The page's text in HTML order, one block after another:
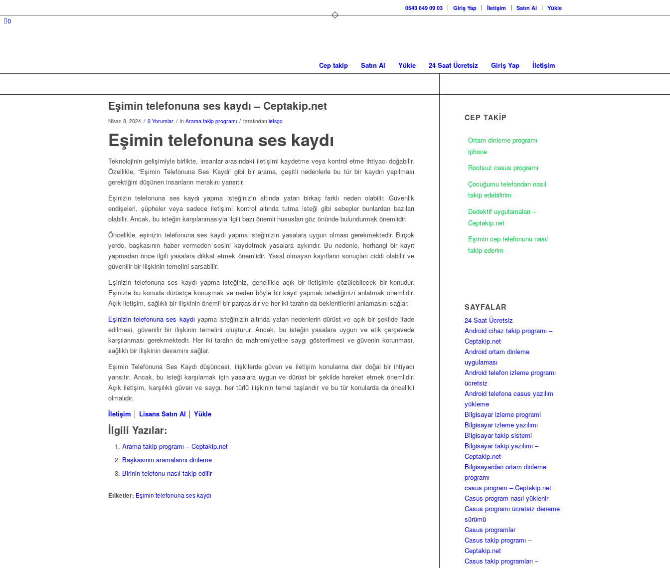
0543 649 09 03 Giriş Yap İletişim Satın Al Yükle
0
Cep takip Satın Al Yükle 24 Saat Ücretsiz Giriş Yap İletişim
Eşimin telefonuna ses kaydı – Ceptakip.net
Nisan 8, 2024 / 0 Yorumlar / in Arama takip programı / tarafından letsgo
Eşimin telefonuna ses kaydı
Teknolojinin gelişimiyle birlikte, insanlar arasındaki iletişimi kaydetme veya kontrol etme ihtiyacı doğabilir.
Özellikle, “Eşimin Telefonuna Ses Kaydı” gibi bir arama, çeşitli nedenlerle bu tür bir kaydın yapılması
gerektiğini düşünen insanların merakını yansıtır.
Eşinizin telefonuna ses kaydı yapma isteğinizin altında yatan birkaç farklı neden olabilir. Güvenlik
endişeleri, şüpheler veya sadece iletişimi kontrol altında tutma isteği gibi sebepler bunlardan bazıları
olabilir. Ancak, bu isteğin karşılanmasıyla ilgili bazı önemli hususları göz önünde bulundurmak önemlidir.
Öncelikle, eşinizin telefonuna ses kaydı yapma isteğinizin yasalara uygun olması gerekmektedir. Birçok
yerde, başkasının haber vermeden sesini kaydetmek yasalara aykırıdır. Bu nedenle, herhangi bir kayıt
yapmadan önce ilgili yasalara dikkat etmek önemlidir. Yasal olmayan kayıtların sonuçları ciddi olabilir ve
güvenilir bir ilişkinin temelini sarsabilir.
Eşinizin telefonuna ses kaydı yapma isteğiniz, genellikle açık bir iletişimle çözülebilecek bir konudur.
Eşinizle bu konuda dürüstçe konuşmak ve neden böyle bir kayıt yapmak istediğinizi anlatmak önemlidir.
Açık iletişim, sağlıklı bir ilişkinin önemli bir parçasıdır ve her iki tarafın da beklentilerini anlamasını sağlar.
Eşinizin telefonuna ses kaydı yapma isteğinizin altında yatan nedenlerin dürüst ve açık bir şekilde ifade
edilmesi, güvenilir bir ilişkinin temelini oluşturur. Ancak, bu isteğin yasalara uygun ve etik çerçevede
karşılanması gerekmektedir. Her iki tarafın da mahremiyetine saygı gösterilmesi ve güvenin korunması,
sağlıklı bir ilişkinin devamını sağlar.
Eşimin Telefonuna Ses Kaydı düşüncesi, ilişkilerde güven ve iletişim konularına dair doğal bir ihtiyacı
yansıtır. Ancak, bu isteği karşılamak için yasalara uygun ve dürüst bir şekilde hareket etmek önemlidir.
Açık iletişim, karşılıklı güven ve saygı, her türlü ilişkinin temel taşlarıdır ve bu tür konularda da öncelikli
olmalıdır.
İletişim
Lisans Satın Al Yükle
İlgili Yazılar:
Arama takip programı – Ceptakip.net
Başkasının aramalarını dinleme
Birinin telefonu nasıl takip edilir
Etiketler: Eşimin telefonuna ses kaydı
CEP TAKİP
Ortam dinleme programı
iphone
Rootsuz casus programı
Çocuğumu telefondan nasıl
takip edebilirim
Dedektif uygulamaları –
Ceptakip.net
Eşimin cep telefonunu nasıl
takip ederim
SAYFALAR
24 Saat Ücretsiz
Android cihaz takip programı –
Ceptakip.net
Android ortam dinleme
uygulaması
Android telefon izleme programı
ücretsiz
Android telefona casus yazılım
yükleme
Bilgisayar izleme programi
Bilgisayar izleme yazılımı
Bilgisayar takip sistemi
Bilgisayar takip yazılımı –
Ceptakip.net
Bilgisayardan ortam dinleme
programı
casus program – Ceptakip.net
Casus program nasıl yüklenir
Casus programı ücretsiz deneme
sürümü
Casus programlar
Casus takip programı –
Ceptakip.net
Casus takip programları –